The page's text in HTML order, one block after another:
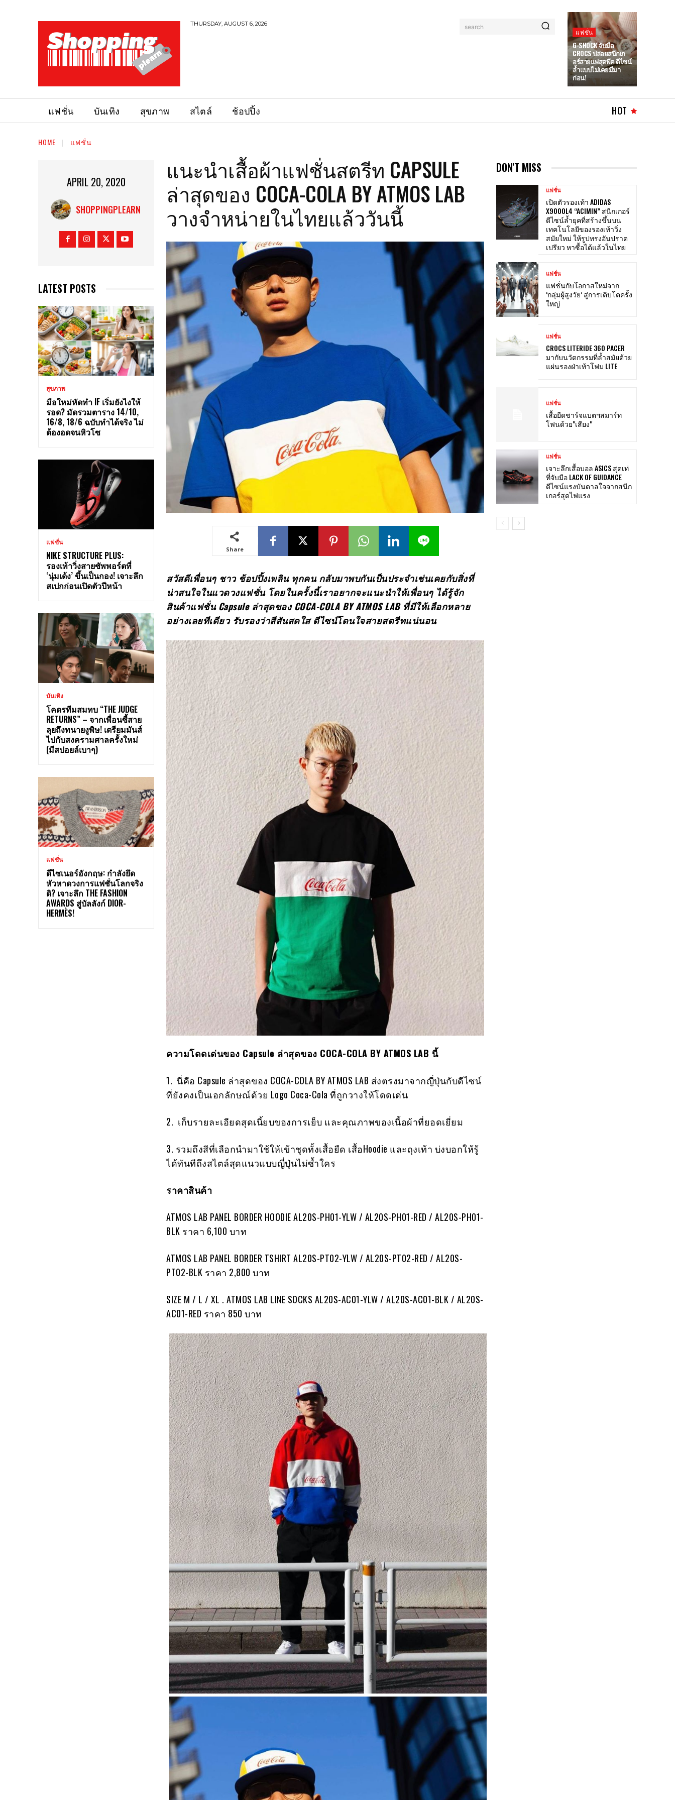
THURSDAY, AUGUST 6, 2026 search
แฟชั่น
G-SHOCK จับมือ
CROCS ปล่อยสนีกเก
อร์สายแฟสุดพีค ดีไซน์
ล้ำแบบไม่เคยมีมา
ก่อน!
แฟชั่น บันเทิง สุขภาพ สไตล์ ช้อปปิ้ง HOT
HOME แฟชั่น
APRIL 20, 2020
SHOPPINGPLEARN
LATEST POSTS
สุขภาพ
มือใหม่หัดทำ IF เริ่มยังไงให้
รอด? มัดรวมตาราง 14/10,
16/8, 18/6 ฉบับทำได้จริง ไม่
ต้องอดจนหิวโซ
แฟชั่น
NIKE STRUCTURE PLUS:
รองเท้าวิ่งสายซัพพอร์ตที่
‘นุ่มเด้ง’ ขึ้นเป็นกอง! เจาะลึก
สเปกก่อนเปิดตัวปีหน้า
บันเทิง
โคตรทีมสมทบ “THE JUDGE
RETURNS” – จากเพื่อนซี้สาย
ลุยถึงทนายงูพิษ! เตรียมมันส์
ไปกับสงครามศาลครั้งใหม่
(มีสปอยล์เบาๆ)
แฟชั่น
ดีไซเนอร์อังกฤษ: กำลังยึด
หัวหาดวงการแฟชั่นโลกจริง
ดิ? เจาะลึก THE FASHION
AWARDS สู่บัลลังก์ DIOR-
HERMÈS!
แนะนำเสื้อผ้าแฟชั่นสตรีท CAPSULE
ล่าสุดของ COCA-COLA BY ATMOS LAB
วางจำหน่ายในไทยแล้ววันนี้
Share
สวัสดีเพื่อนๆ ชาว ช้อปปิ้งเพลิน ทุกคน กลับมาพบกันเป็นประจำเช่นเคยกับสิ่งที่
น่าสนใจในแวดวงแฟชั่น โดยในครั้งนี้เราอยากจะแนะนำให้เพื่อนๆ ได้รู้จัก
สินค้าแฟชั่น Capsule ล่าสุดของ COCA-COLA BY ATMOS LAB ที่มีให้เลือกหลาย
อย่างเลยทีเดียว รับรองว่าสีสันสดใส ดีไซน์โดนใจสายสตรีทแน่นอน
ความโดดเด่นของ Capsule ล่าสุดของ COCA-COLA BY ATMOS LAB นี้
1. นี่คือ Capsule ล่าสุดของ COCA-COLA BY ATMOS LAB ส่งตรงมาจากญี่ปุ่นกับดีไซน์
ที่ยังคงเป็นเอกลักษณ์ด้วย Logo Coca-Cola ที่ถูกวางให้โดดเด่น
2. เก็บรายละเอียดสุดเนี้ยบของการเย็บ และคุณภาพของเนื้อผ้าที่ยอดเยี่ยม
3. รวมถึงสีที่เลือกนำมาใช้ให้เข้าชุดทั้งเสื้อยืด เสื้อHoodie และถุงเท้า บ่งบอกให้รู้
ได้ทันทีถึงสไตล์สุดแนวแบบญี่ปุ่นไม่ซ้ำใคร
ราคาสินค้า
ATMOS LAB PANEL BORDER HOODIE AL20S-PH01-YLW / AL20S-PH01-RED / AL20S-PH01-
BLK ราคา 6,100 บาท
ATMOS LAB PANEL BORDER TSHIRT AL20S-PT02-YLW / AL20S-PT02-RED / AL20S-
PT02-BLK ราคา 2,800 บาท
SIZE M / L / XL . ATMOS LAB LINE SOCKS AL20S-AC01-YLW / AL20S-AC01-BLK / AL20S-
AC01-RED ราคา 850 บาท
DON'T MISS
แฟชั่น
เปิดตัวรองเท้า ADIDAS
X9000L4 “ACIMIN” สนีกเกอร์
ดีไซน์ล้ำยุคที่สร้างขึ้นบน
เทคโนโลยีของรองเท้าวิ่ง
สมัยใหม่ ให้รูปทรงอันปราด
เปรียว หาซื้อได้แล้วในไทย
แฟชั่น
แฟชั่นกับโอกาสใหม่จาก
‘กลุ่มผู้สูงวัย’ สู่การเติบโตครั้ง
ใหญ่
แฟชั่น
CROCS LITERIDE 360 PACER
มากับนวัตกรรมที่ล้ำสมัยด้วย
แผ่นรองฝ่าเท้าโฟม LITE
แฟชั่น
เสื้อยืดชาร์จแบตฯสมาร์ท
โฟนด้วย"เสียง"
แฟชั่น
เจาะลึกเสื้อบอล ASICS สุดเท่
ที่จับมือ LACK OF GUIDANCE
ดีไซน์แรงบันดาลใจจากสนีก
เกอร์สุดไฟแรง